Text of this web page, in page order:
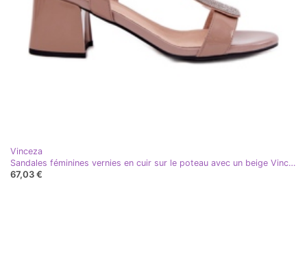
Vinceza
Sandales féminines vernies en cuir sur le poteau avec un beige Vinceza 91134
67,03 €